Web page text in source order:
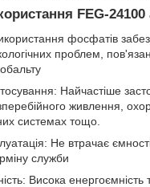
FEG-
фосфатів
проблем,
Найчастіше
живлення,
системах тощо.
Не втрачає
служби
Висока енергоємність